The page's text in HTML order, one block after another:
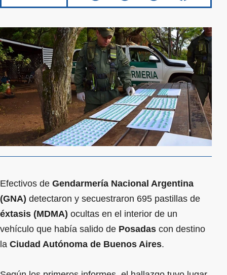
Efectivos de Gendarmería Nacional Argentina
(GNA) detectaron y secuestraron 695 pastillas de
éxtasis (MDMA) ocultas en el interior de un
vehículo que había salido de Posadas con destino
la Ciudad Autónoma de Buenos Aires.